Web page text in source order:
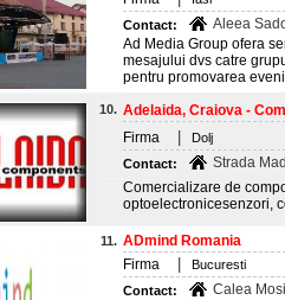
Contact:
Aleea
Ad Media Group ofera
mesajului dvs catre
pentru promovarea
10. Adelaida, Craiova -
Firma
Dolj
Contact:
Strada
Comercializare de
optoelectronicesenzori,
11. ADmind Romania
Firma
Bucuresti
Contact:
Calea